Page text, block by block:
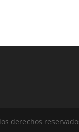
derechos